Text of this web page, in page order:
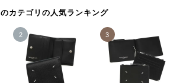
カテゴリの人気ランキング
2 3